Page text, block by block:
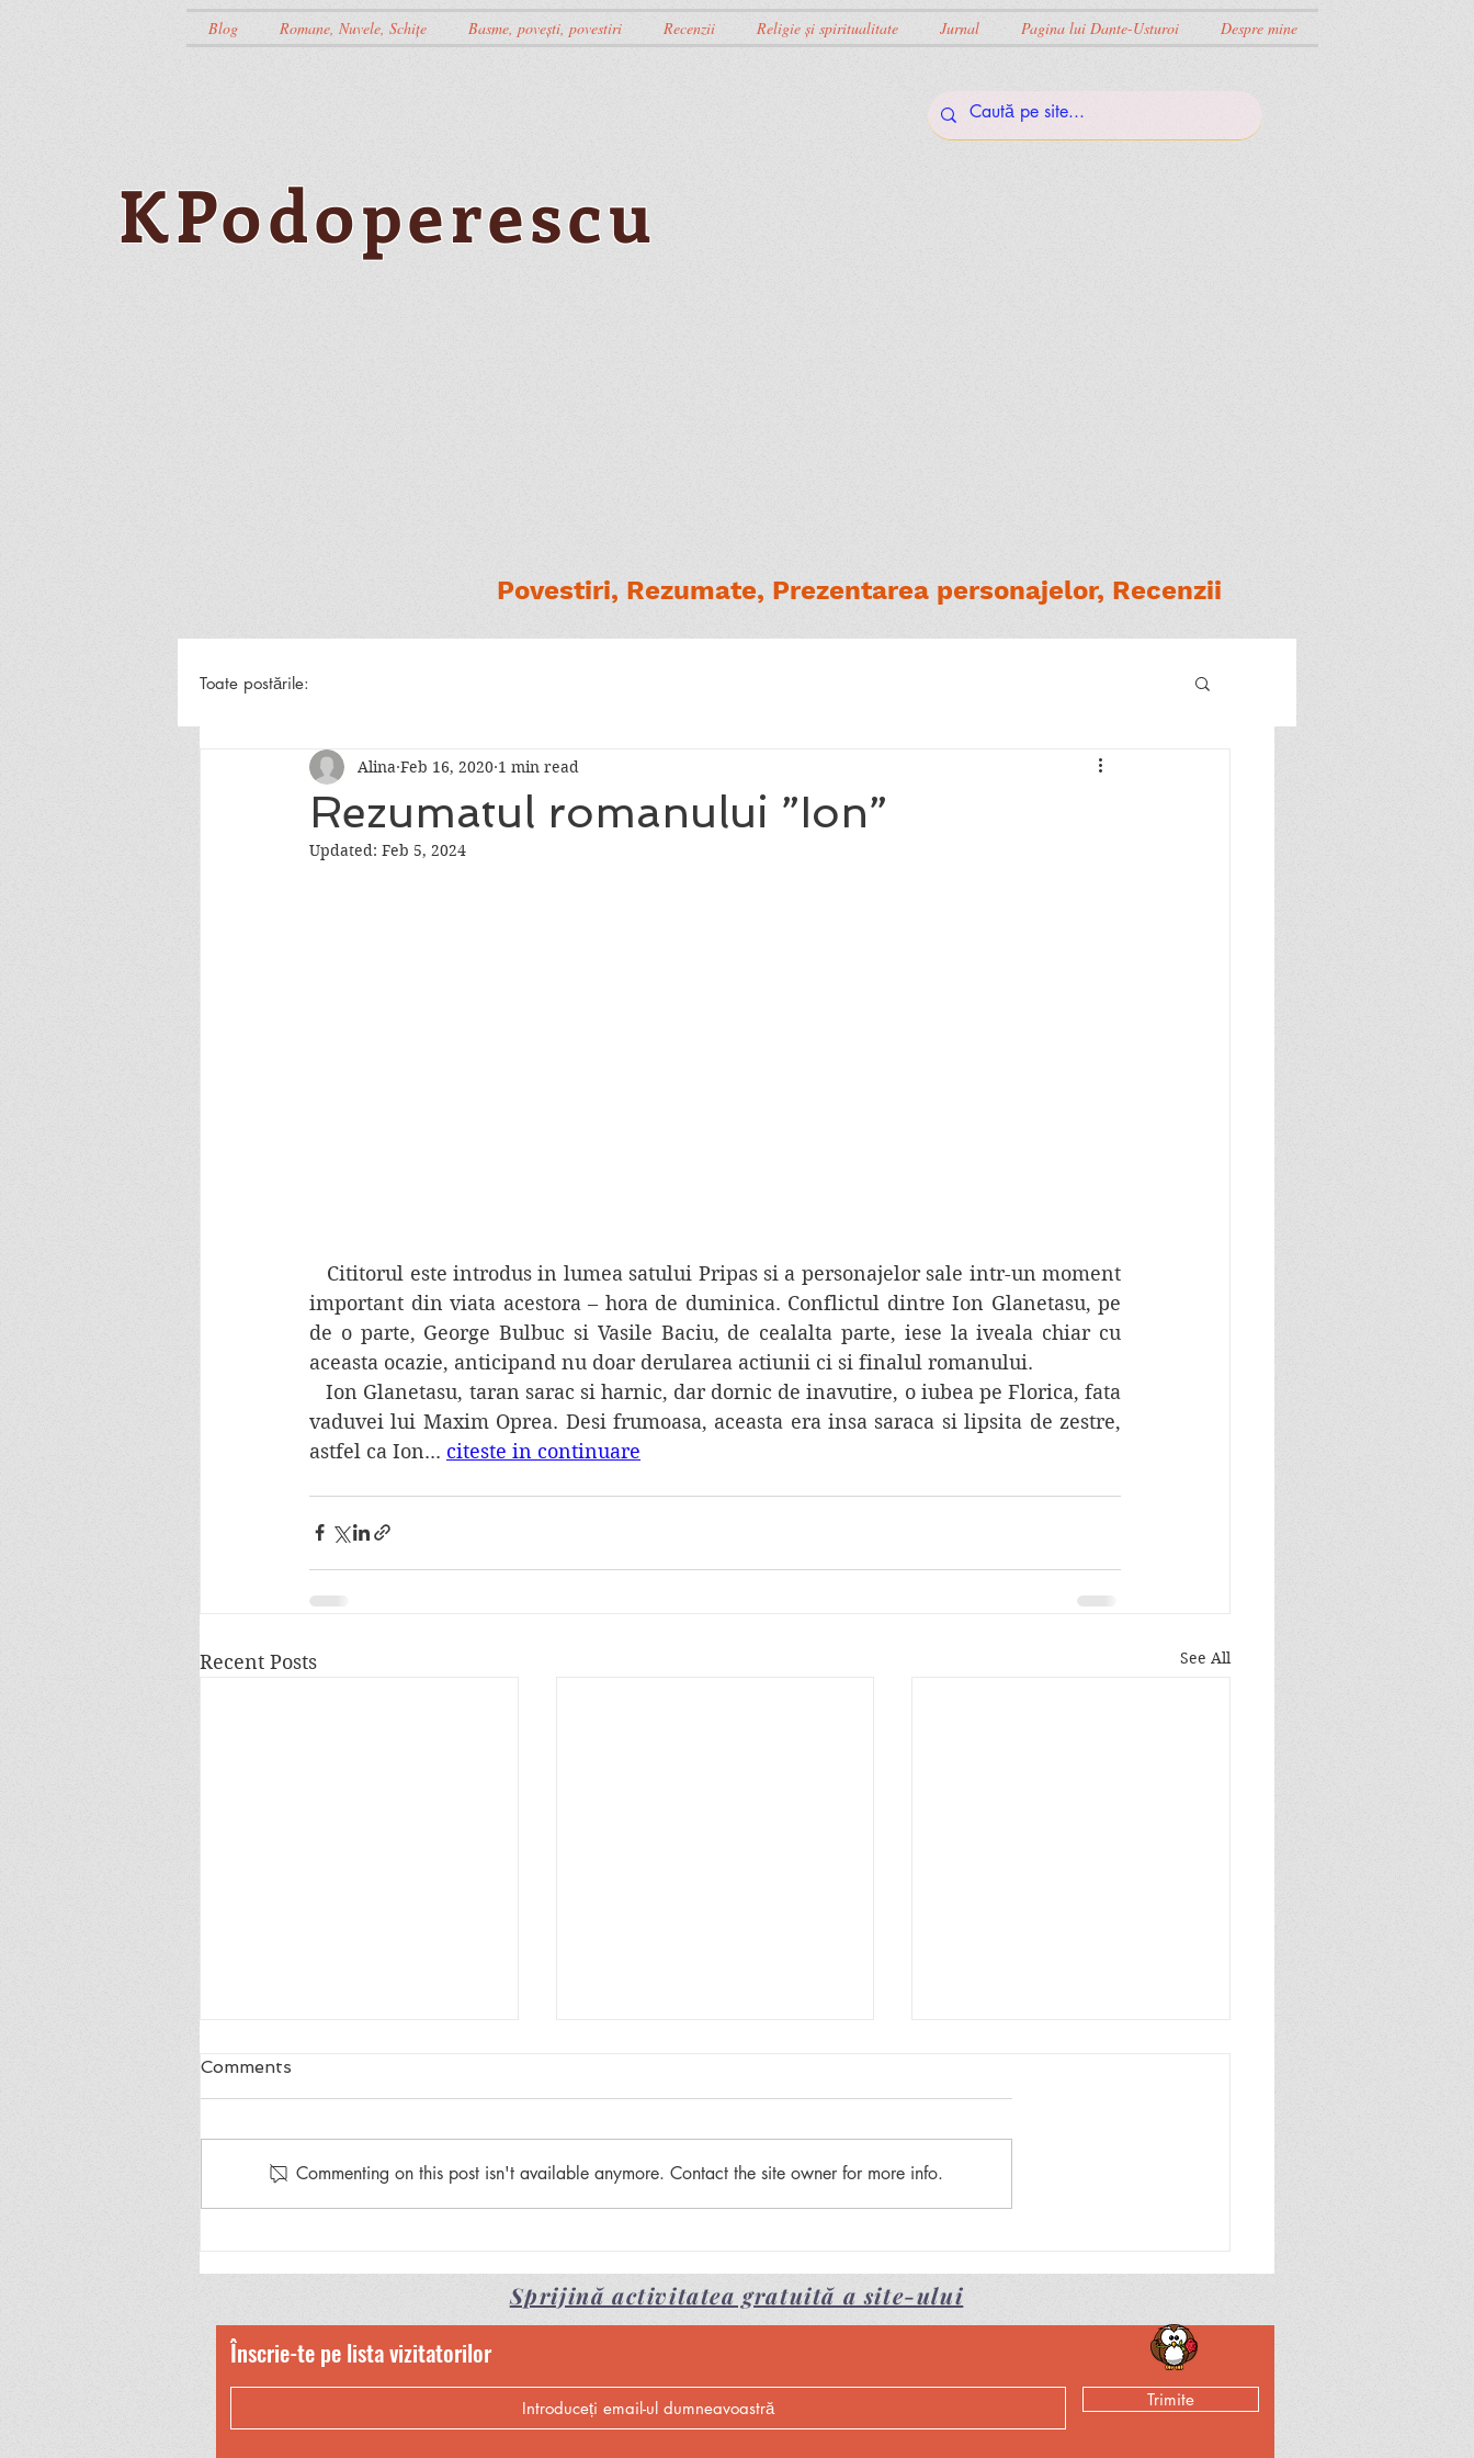
Blog Romane, Nuvele, Schițe Basme, povești, povestiri Recenzii Religie și spiritualitate Jurnal Pagina lui Dante-Usturoi Despre mine
KPodoperescu
Povestiri, Rezumate, Prezentarea personajelor, Recenzii
Toate postările:
Rezumatul romanului ”Ion”
Alina Feb 16, 2020 1 min read
Updated: Feb 5, 2024
important din viata acestora – hora de duminica. Conflictul dintre Ion Glanetasu, pe
de o parte, George Bulbuc si Vasile Baciu, de cealalta parte, iese la iveala chiar cu
aceasta ocazie, anticipand nu doar derularea actiunii ci si finalul romanului.
   Ion Glanetasu, taran sarac si harnic, dar dornic de inavutire, o iubea pe Florica, fata
vaduvei lui Maxim Oprea. Desi frumoasa, aceasta era insa saraca si lipsita de zestre,
astfel ca Ion... citeste in continuare
Recent Posts See All
Comments
Commenting on this post isn't available anymore. Contact the site owner for more info.
Sprijină activitatea gratuită a site-ului
Înscrie-te pe lista vizitatorilor
Trimite